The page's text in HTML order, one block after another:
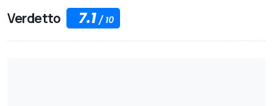
Verdetto 7.1 / 10